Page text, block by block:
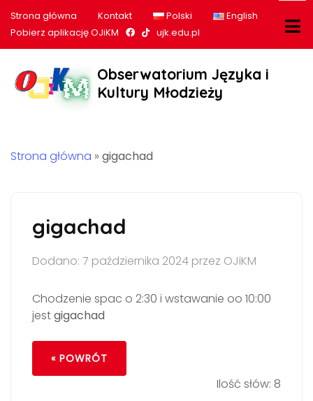
Strona główna Kontakt Polski
English
Pobierz aplikację OJiKM
Nasz profil na Facebook
Nasz profil na tiktok
ujk.edu.pl
Obserwatorium Języka i
Kultury Młodzieży
Strona główna » gigachad
gigachad
Dodano: 7 października 2024 przez OJiKM
Chodzenie spac o 2:30 i wstawanie oo 10:00
jestgigachad
« POWRÓT
Ilość słów: 8